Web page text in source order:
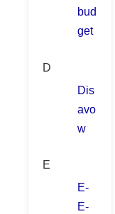
bud
get
D
Dis
avo
w
E
E-
E-